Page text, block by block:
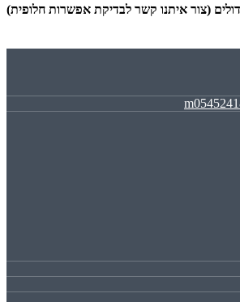
(צור איתנו קשר לבדיקת אפשרות חלופית)